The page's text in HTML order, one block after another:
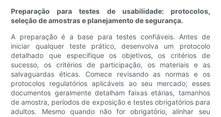
Preparação para testes de usabilidade: protocolos,
seleção de amostras e planejamento de segurança.
A preparação é a base para testes confiáveis. Antes de
iniciar qualquer teste prático, desenvolva um protocolo
detalhado que especifique os objetivos, os critérios de
sucesso, os critérios de participação, os materiais e as
salvaguardas éticas. Comece revisando as normas e os
protocolos regulatórios aplicáveis ​​ao seu mercado; esses
documentos geralmente detalham faixas etárias, tamanhos
de amostra, períodos de exposição e testes obrigatórios para
adultos. Mesmo quando não for obrigatório, alinhar seu